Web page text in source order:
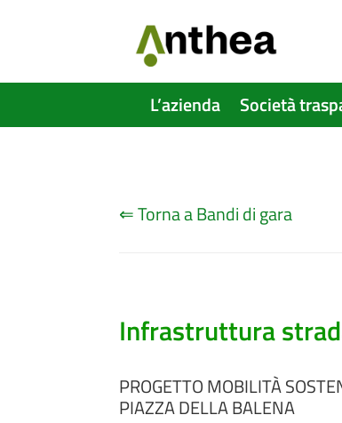
L’azienda Società
⇐ Torna a Bandi di gara
Infrastruttura
PROGETTO MOBILITÀ
PIAZZA DELLA BALENA